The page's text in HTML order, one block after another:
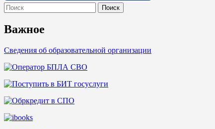
Search
for:
Важное
Сведения об образовательной организации